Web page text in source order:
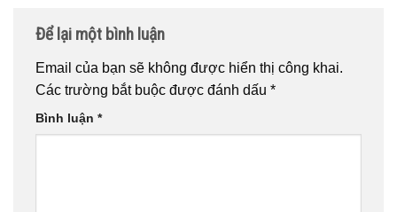
Để lại một bình luận
Email của bạn sẽ không được hiển thị công khai.
Các trường bắt buộc được đánh dấu *
Bình luận *